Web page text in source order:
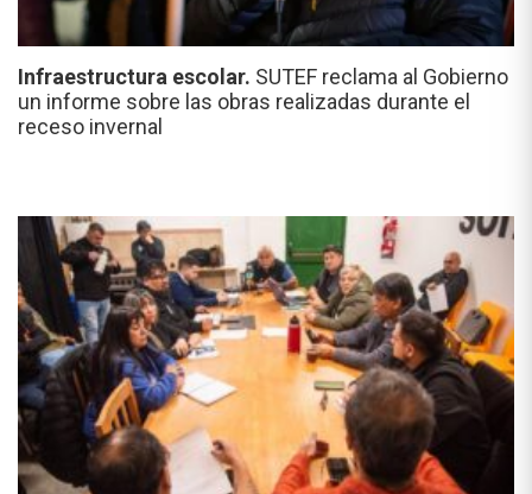
Infraestructura escolar. SUTEF reclama al Gobierno
un informe sobre las obras realizadas durante el
receso invernal